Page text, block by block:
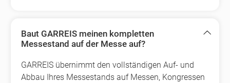
Baut GARREIS meinen kompletten
Messestand auf der Messe auf?
GARREIS übernimmt den vollständigen Auf- und
Abbau Ihres Messestands auf Messen, Kongressen